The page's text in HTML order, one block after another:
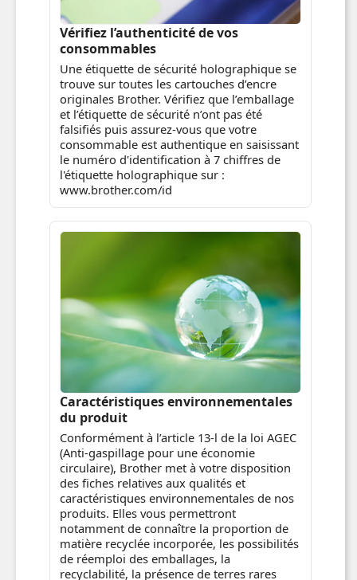
Vérifiez l’authenticité de vos
consommables
Une étiquette de sécurité holographique se
trouve sur toutes les cartouches d’encre
originales Brother. Vérifiez que l’emballage
et l’étiquette de sécurité n’ont pas été
falsifiés puis assurez-vous que votre
consommable est authentique en saisissant
le numéro d'identification à 7 chiffres de
l'étiquette holographique sur :
www.brother.com/id
Caractéristiques environnementales
du produit
Conformément à l’article 13-l de la loi AGEC
(Anti-gaspillage pour une économie
circulaire), Brother met à votre disposition
des fiches relatives aux qualités et
caractéristiques environnementales de nos
produits. Elles vous permettront
notamment de connaître la proportion de
matière recyclée incorporée, les possibilités
de réemploi des emballages, la
recyclabilité, la présence de terres rares